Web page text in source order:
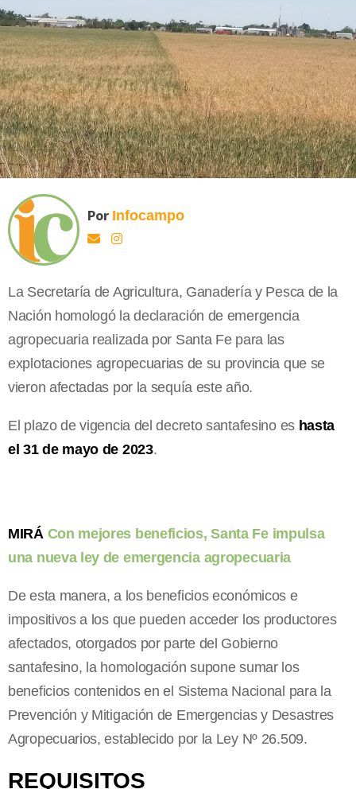
Por Infocampo
La Secretaría de Agricultura, Ganadería y Pesca de la
Nación homologó la declaración de emergencia
agropecuaria realizada por Santa Fe para las
explotaciones agropecuarias de su provincia que se
vieron afectadas por la sequía este año.
El plazo de vigencia del decreto santafesino eshasta
el 31 de mayo de 2023.
MIRÁ Con mejores beneficios, Santa Fe impulsa
una nueva ley de emergencia agropecuaria
De esta manera, a los beneficios económicos e
impositivos a los que pueden acceder los productores
afectados, otorgados por parte del Gobierno
santafesino, la homologación supone sumar los
beneficios contenidos en el Sistema Nacional para la
Prevención y Mitigación de Emergencias y Desastres
Agropecuarios, establecido por la Ley Nº 26.509.
REQUISITOS